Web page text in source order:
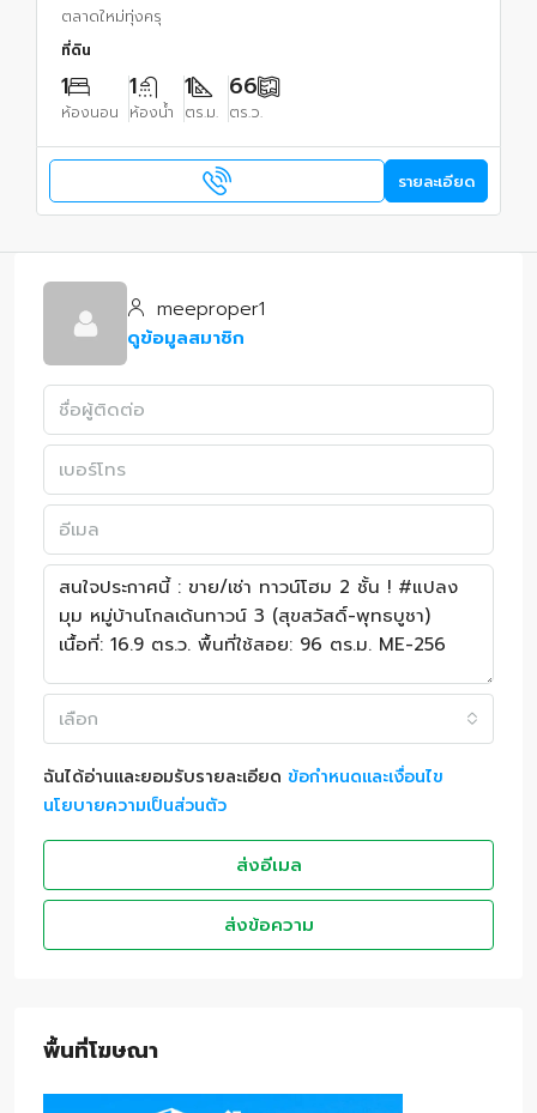
ตลาดใหม่ทุ่งครุ
ที่ดิน
1
ห้องนอน
1
ห้องน้ำ
1
ตร.ม.
66
ตร.ว.
รายละเอียด
meeproper1
ดูข้อมูลสมาชิก
เลือก
ฉันได้อ่านและยอมรับรายละเอียด ข้อกำหนดและเงื่อนไข
นโยบายความเป็นส่วนตัว
ส่งอีเมล
ส่งข้อความ
พื้นที่โฆษณา